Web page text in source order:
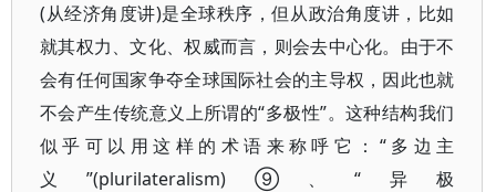
(从经济角度讲)是全球秩序，但从政治角度讲，比如
就其权力、文化、权威而言，则会去中心化。由于不
会有任何国家争夺全球国际社会的主导权，因此也就
不会产生传统意义上所谓的“多极性”。这种结构我们
似乎可以用这样的术语来称呼它：“多边主
义”(plurilateralism)⑨、“异极